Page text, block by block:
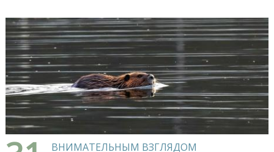
ВНИМАТЕЛЬНЫМ ВЗГЛЯДОМ